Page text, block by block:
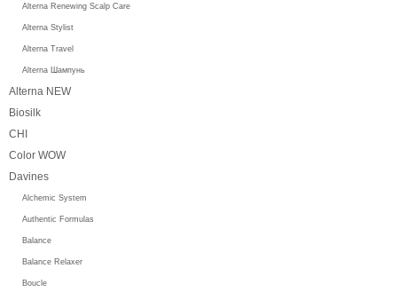
Alterna Renewing Scalp Care
Alterna Stylist
Alterna Travel
Alterna Шампунь
Alterna NEW
Biosilk
CHI
Color WOW
Davines
Alchemic System
Authentic Formulas
Balance
Balance Relaxer
Boucle